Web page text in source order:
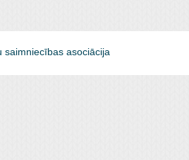
saimniecības asociācija